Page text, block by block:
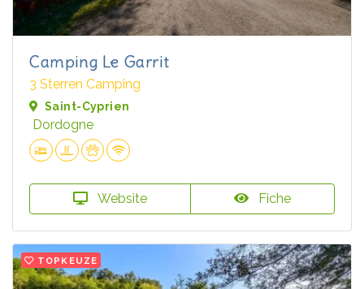
Camping Le Garrit
3 Sterren Camping
Saint-Cyprien
Dordogne
Website Fiche
TOPKEUZE